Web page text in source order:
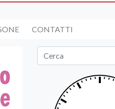
CONTATTI